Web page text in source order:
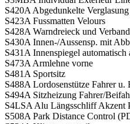
S420A Abgedunkelte Verglasung
S423A Fussmatten Velours
S428A Warndreieck und
S430A Innen-/Aussensp. mit
S431A Innenspiegel automatisch
S473A Armlehne vorne
S481A Sportsitz
S488A Lordosenstütze Fahrer u.
S494A Sitzheizung Fahrer/
S4LSA Alu Längsschliff Akzent
S508A Park Distance Control